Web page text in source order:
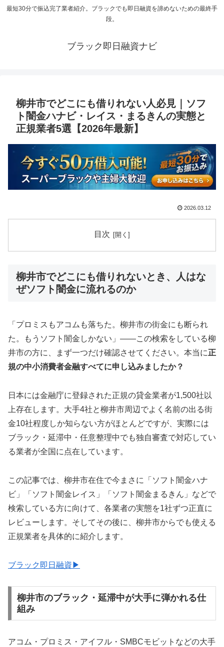
最短30分で振込完了業者紹介。ブラックでも即日融資を諦めないための最終手
段。
ブラック即日融資ナビ
柳井市でどこにも借りれない人必見｜ソフ
ト闇金ハナビ・レイス・まるきんの実態と
正規業者5選【2026年最新】
2026.03.12
目次
柳井市でどこにも借りれないとき、人はな
ぜソフト闇金に流れるのか
「プロミスもアコムも落ちた。柳井市の街金にも断られ
た。もうソフト闇金しかない」——この検索をしている柳
井市の方に、まず一つだけ確認させてください。本当に正
規の中小消費者金融すべてに申し込みましたか？
日本には金融庁に登録された正規の貸金業者が1,500社以
上存在します。大手4社と柳井市周辺でよく名前の出る街
金10社程度しか知らない方がほとんどですが、実際には
ブラック・延滞中・任意整理中でも独自審査で対応してい
る業者が全国に点在しています。
この記事では、柳井市在住で今まさに「ソフト闇金ハナ
ビ」「ソフト闇金レイス」「ソフト闇金まるきん」などで
検索している方に向けて、各業者の実態を1社ずつ正直に
レビューします。そしてその後に、柳井市からでも使える
正規業者を具体的に紹介します。
ブラック即日融資▶
柳井市のブラック・延滞中が大手に弾かれる仕
組み
アコム・プロミス・アイフル・SMBCモビットなどの大手